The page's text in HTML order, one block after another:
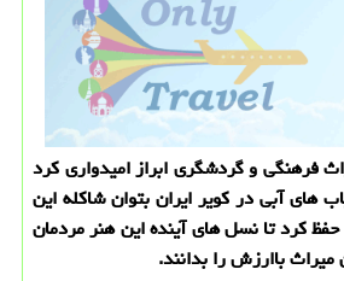
فرهنگی و گردشگری ابراز امیدواری كرد
های آبی در كویر ایران بتوان شاكله این
كرد تا نسل های آینده این هنر مردمان
میراث باارزش را بدانند.